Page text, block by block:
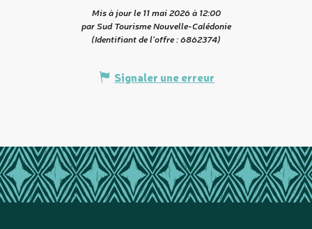
Mis à jour le 11 mai 2026 à 12:00
par Sud Tourisme Nouvelle-Calédonie
(Identifiant de l'offre :6862374)
Signaler une erreur